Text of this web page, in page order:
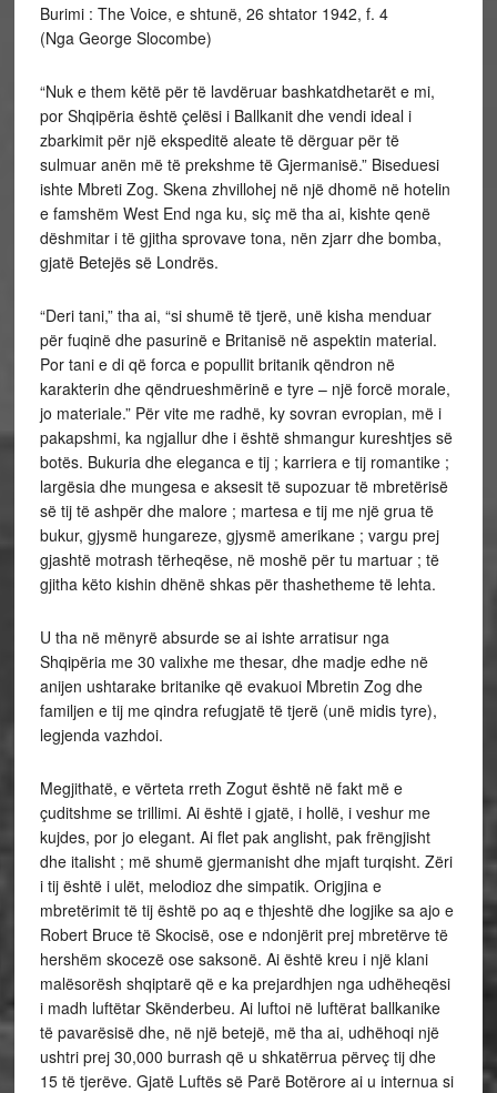
Burimi : The Voice, e shtunë, 26 shtator 1942, f. 4
(Nga George Slocombe)
“Nuk e them këtë për të lavdëruar bashkatdhetarët e mi,
por Shqipëria është çelësi i Ballkanit dhe vendi ideal i
zbarkimit për një ekspeditë aleate të dërguar për të
sulmuar anën më të prekshme të Gjermanisë.” Biseduesi
ishte Mbreti Zog. Skena zhvillohej në një dhomë në hotelin
e famshëm West End nga ku, siç më tha ai, kishte qenë
dëshmitar i të gjitha sprovave tona, nën zjarr dhe bomba,
gjatë Betejës së Londrës.
“Deri tani,” tha ai, “si shumë të tjerë, unë kisha menduar
për fuqinë dhe pasurinë e Britanisë në aspektin material.
Por tani e di që forca e popullit britanik qëndron në
karakterin dhe qëndrueshmërinë e tyre – një forcë morale,
jo materiale.” Për vite me radhë, ky sovran evropian, më i
pakapshmi, ka ngjallur dhe i është shmangur kureshtjes së
botës. Bukuria dhe eleganca e tij ; karriera e tij romantike ;
largësia dhe mungesa e aksesit të supozuar të mbretërisë
së tij të ashpër dhe malore ; martesa e tij me një grua të
bukur, gjysmë hungareze, gjysmë amerikane ; vargu prej
gjashtë motrash tërheqëse, në moshë për tu martuar ; të
gjitha këto kishin dhënë shkas për thashetheme të lehta.
U tha në mënyrë absurde se ai ishte arratisur nga
Shqipëria me 30 valixhe me thesar, dhe madje edhe në
anijen ushtarake britanike që evakuoi Mbretin Zog dhe
familjen e tij me qindra refugjatë të tjerë (unë midis tyre),
legjenda vazhdoi.
Megjithatë, e vërteta rreth Zogut është në fakt më e
çuditshme se trillimi. Ai është i gjatë, i hollë, i veshur me
kujdes, por jo elegant. Ai flet pak anglisht, pak frëngjisht
dhe italisht ; më shumë gjermanisht dhe mjaft turqisht. Zëri
i tij është i ulët, melodioz dhe simpatik. Origjina e
mbretërimit të tij është po aq e thjeshtë dhe logjike sa ajo e
Robert Bruce të Skocisë, ose e ndonjërit prej mbretërve të
hershëm skocezë ose saksonë. Ai është kreu i një klani
malësorësh shqiptarë që e ka prejardhjen nga udhëheqësi
i madh luftëtar Skënderbeu. Ai luftoi në luftërat ballkanike
të pavarësisë dhe, në një betejë, më tha ai, udhëhoqi një
ushtri prej 30,000 burrash që u shkatërrua përveç tij dhe
15 të tjerëve. Gjatë Luftës së Parë Botërore ai u internua si